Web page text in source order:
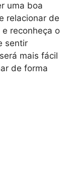
uma boa
relacionar de
reconheça o
sentir
mais fácil
de forma